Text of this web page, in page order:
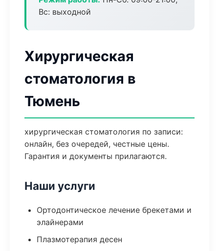
Вс: выходной
Хирургическая
стоматология в
Тюмень
хирургическая стоматология по записи:
онлайн, без очередей, честные цены.
Гарантия и документы прилагаются.
Наши услуги
Ортодонтическое лечение брекетами и
элайнерами
Плазмотерапия десен